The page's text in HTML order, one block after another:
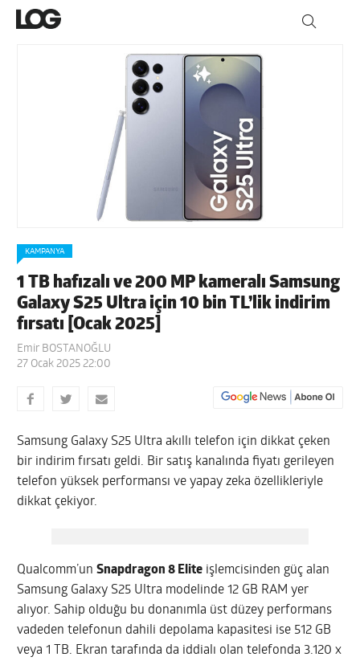
KAMPANYA
1 TB hafızalı ve 200 MP kameralı Samsung
Galaxy S25 Ultra için 10 bin TL’lik indirim
fırsatı [Ocak 2025]
Emir BOSTANOĞLU
27 Ocak 2025 22:00
Samsung Galaxy S25 Ultra akıllı telefon için dikkat çeken
bir indirim fırsatı geldi. Bir satış kanalında fiyatı gerileyen
telefon yüksek performansı ve yapay zeka özellikleriyle
dikkat çekiyor.
Qualcomm’unSnapdragon 8 Elite işlemcisinden güç alan
Samsung Galaxy S25 Ultra modelinde 12 GB RAM yer
alıyor. Sahip olduğu bu donanımla üst düzey performans
vadeden telefonun dahili depolama kapasitesi ise 512 GB
veya 1 TB. Ekran tarafında da iddialı olan telefonda 3.120 x